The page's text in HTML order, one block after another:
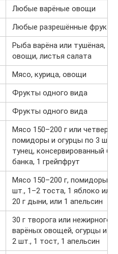
Любые варёные овощи
Любые разрешённые
Рыба варёна или тушёная,
овощи, листья салата
Мясо, курица, овощи
Фрукты одного вида
Фрукты одного вида
Мясо 150–200 г или
помидоры и огурцы по 3 шт.,
тунец, консервированный
банка, 1 грейпфрут
Мясо 150–200 г, помидоры и
шт., 1–2 тоста, 1 яблоко или
20 г дыни, или 1 апельсин
30 г творога или нежирного
варёных овощей, огурцы и
2 шт., 1 тост, 1 апельсин